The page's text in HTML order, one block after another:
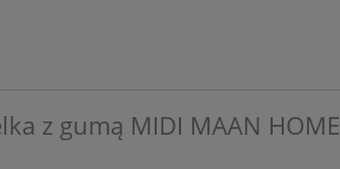
z gumą MIDI MAAN HOME